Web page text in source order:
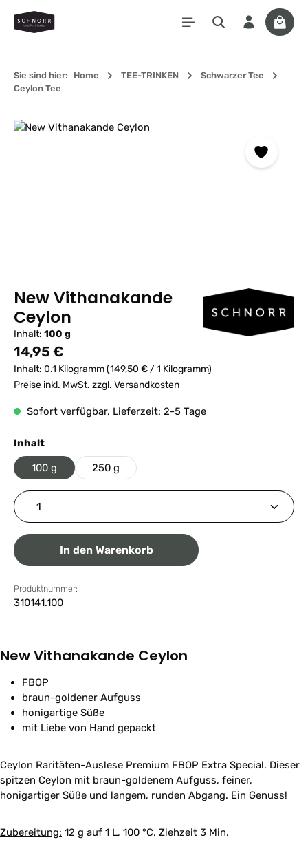
Zum Hauptinhalt springen
Sie sind hier: Home TEE-TRINKEN
Schwarzer Tee
Ceylon Tee
Bildergalerie überspringen
New Vithanakande
Ceylon
Inhalt: 100 g
Regulärer Preis:
14,95 €
Inhalt: 0.1 Kilogramm(149,50 € / 1 Kilogramm)
Preise inkl. MwSt. zzgl. Versandkosten
Sofort verfügbar, Lieferzeit: 2-5 Tage
Inhaltauswählen
100 g 250 g
Produkt Anzahl: Gib den gewünschten Wert ein
In den Warenkorb
Produktnummer:
310141.100
New Vithanakande Ceylon
FBOP
braun-goldener Aufguss
honigartige Süße
mit Liebe von Hand gepackt
Ceylon Raritäten-Auslese Premium FBOP Extra Special. Dieser
spitzen Ceylon mit braun-goldenem Aufguss, feiner,
honigartiger Süße und langem, runden Abgang. Ein Genuss!
Zubereitung: 12 g auf 1 L, 100 °C, Ziehzeit 3 Min.